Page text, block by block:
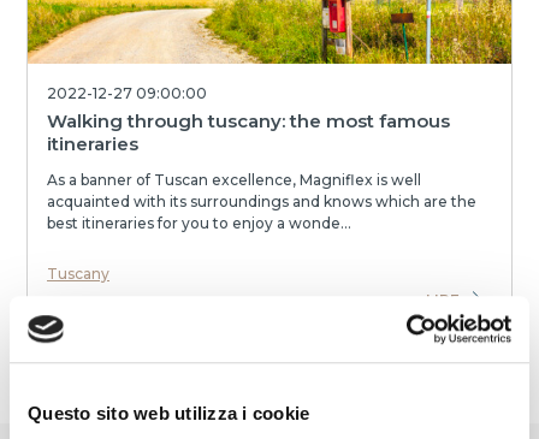
Questo sito web utilizza i cookie
2022-12-27 09:00:00
Walking through tuscany: the most famous
itineraries
As a banner of Tuscan excellence, Magniflex is well
acquainted with its surroundings and knows which are the
best itineraries for you to enjoy a wonde...
Tuscany
LIRE